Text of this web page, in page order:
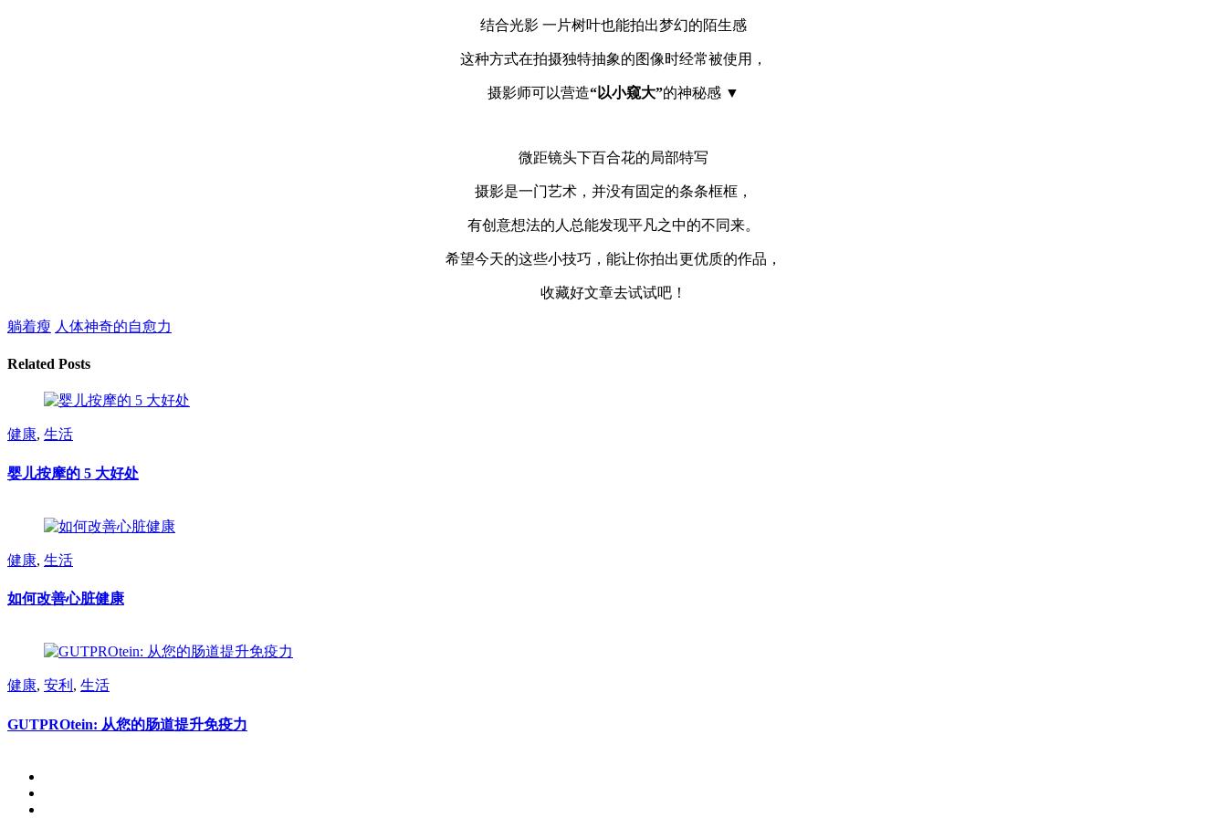
结合光影 一片树叶也能拍出梦幻的陌生感
这种方式在拍摄独特抽象的图像时经常被使用，
摄影师可以营造“以小窥大”的神秘感 ▼
微距镜头下百合花的局部特写
摄影是一门艺术，并没有固定的条条框框，
有创意想法的人总能发现平凡之中的不同来。
希望今天的这些小技巧，能让你拍出更优质的作品，
收藏好文章去试试吧！
躺着瘦 人体神奇的自愈力
Related Posts
健康, 生活
婴儿按摩的 5 大好处
健康, 生活
如何改善心脏健康
健康, 安利 , 生活
GUTPROtein: 从您的肠道提升免疫力